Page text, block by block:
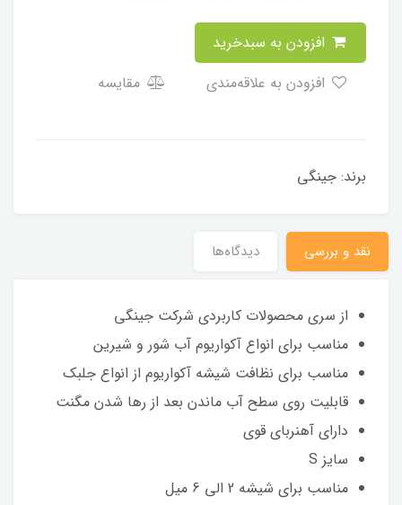
مقایسه
برند: جینگی
نقد و بررسی دیدگاه‌ها
از سری محصولات کاربردی شرکت جینگی
مناسب برای انواع آکواریوم آب شور و شیرین
مناسب برای نظافت شیشه آکواریوم از انواع جلبک
قابلیت روی سطح آب ماندن بعد از رها شدن مگنت
دارای آهنربای قوی
سایز S
مناسب برای شیشه 2 الی 6 میل